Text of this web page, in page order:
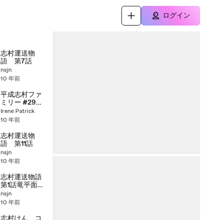
ログイン
志村運送物
語 第7話
nsjn
10 年前
平成志村ファ
ミリー #29
「ストーカー! 」
Irene Patrick
10 年前
志村運送物
語 第11話
nsjn
10 年前
志村運送物語
第1話竜平面接
に来る
nsjn
10 年前